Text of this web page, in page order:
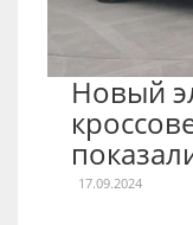
Новый
17.09.2024